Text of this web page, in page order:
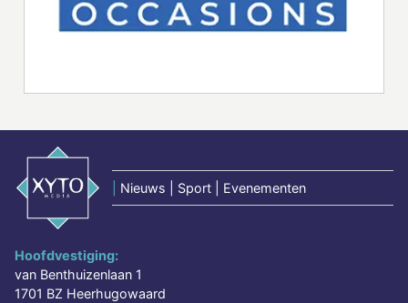
Nieuws | Sport | Evenementen
Hoofdvestiging:
van Benthuizenlaan 1
1701 BZ Heerhugowaard